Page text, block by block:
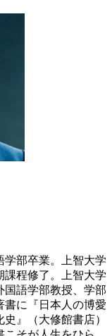
学部卒業。上智大学
課程修了。上智大学
国語学部教授、学部
書に『日本人の博愛
』（大修館書店）